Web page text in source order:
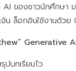
ของชาวนักศึกษา
งิน ล็อกอินใช้งานด้ว
Generative
ปบทเรียนไว